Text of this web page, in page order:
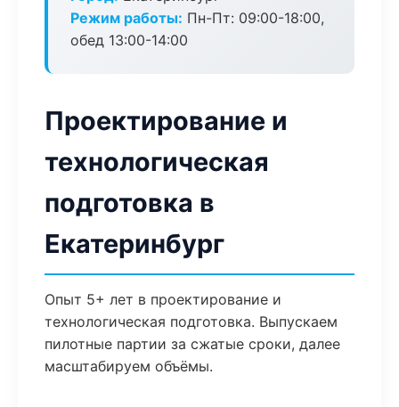
Режим работы: Пн-Пт: 09:00-18:00,
обед 13:00-14:00
Проектирование и
технологическая
подготовка в
Екатеринбург
Опыт 5+ лет в проектирование и
технологическая подготовка. Выпускаем
пилотные партии за сжатые сроки, далее
масштабируем объёмы.